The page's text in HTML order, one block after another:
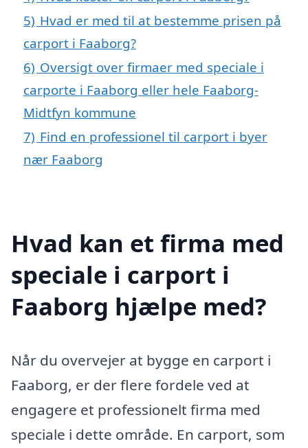
5) Hvad er med til at bestemme prisen på
carport i Faaborg?
6) Oversigt over firmaer med speciale i
carporte i Faaborg eller hele Faaborg-
Midtfyn kommune
7) Find en professionel til carport i byer
nær Faaborg
Hvad kan et firma med
speciale i carport i
Faaborg hjælpe med?
Når du overvejer at bygge en carport i
Faaborg, er der flere fordele ved at
engagere et professionelt firma med
speciale i dette område. En carport, som